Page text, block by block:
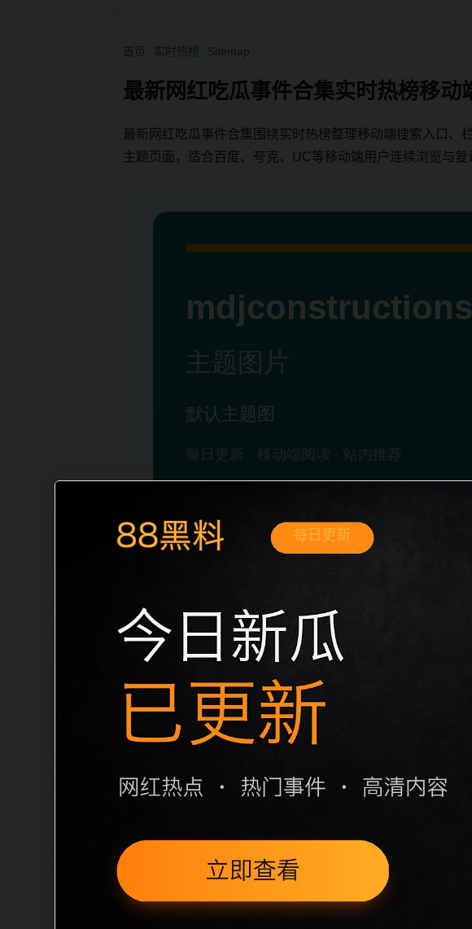
首页 实时热榜 Sitemap
最新网红吃瓜事件合集实时热榜移动
最新网红吃瓜事件合集围绕实时热榜整理移动端搜索入口、
主题页面，适合百度、夸克、UC等移动端用户连续浏览与复
最新网红吃瓜事件合集实时热榜移动端专题入口5面向移动
展开。页面先给出清晰主题，再把相关入口、同类推荐和
口、稳定标题、明确描述和本地主题图，避免只堆关键词
成更自然的内链关系。图片说明统一绑定站点主关键词、栏
栏目内容归集
间识别一致主题。后续每日采集时，建议继续执行远程图
近页面，应通过不同角度补充事件背景、访问场景、相关
sitemap 入口，保证重要页面点击深度尽量控制在三次以
读、移动端打开时图片和摘要是否一致。每次新增内容后
索引擎理解，也能让真实用户